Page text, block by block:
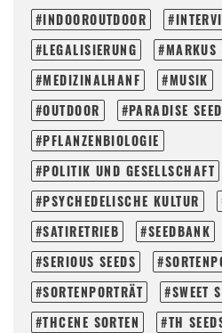
INDOOROUTDOOR
LEGALISIERUNG
MARKUS
MEDIZINALHANF
MUSIK
OUTDOOR
PARADISE
PFLANZENBIOLOGIE
POLITIK UND GESELLSCHAFT
PSYCHEDELISCHE KULTUR
SATIRETRIEB
SEEDBANK
SERIOUS SEEDS
SORTENPORTRÄT
SWEET
THCENE SORTEN
TH